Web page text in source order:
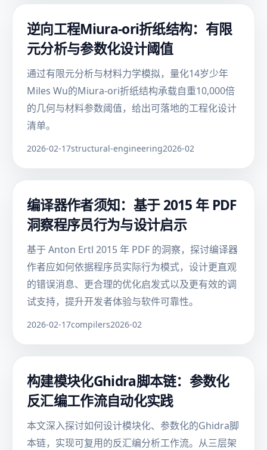
逆向工程Miura-ori折纸结构：有限
元分析与参数化设计阈值
通过有限元分析与材料力学模拟，量化14岁少年
Miles Wu的Miura-ori折纸结构承载自重10,000倍
的几何与材料参数阈值，给出可落地的工程化设计
清单。
2026-02-17structural-engineering2026-02
编译器作者须知：基于 2015 年 PDF
洞察程序员行为与设计启示
基于 Anton Ertl 2015 年 PDF 的洞察，探讨编译器
作者应如何依据程序员实际行为模式，设计更直观
的错误消息、更合理的优化启发式以及更有效的调
试支持，提升开发者体验与软件可靠性。
2026-02-17compilers2026-02
构建模块化Ghidra脚本链：参数化
反汇编工作流自动化实践
本文深入探讨如何设计模块化、参数化的Ghidra脚
本链，实现可复用的反汇编分析工作流。从三层架